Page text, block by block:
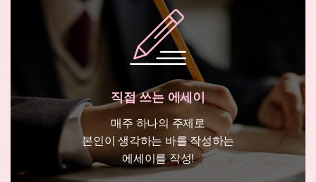
직접 쓰는 에세이
매주 하나의 주제로
본인이 생각하는 바를 작성하는
에세이를 작성!